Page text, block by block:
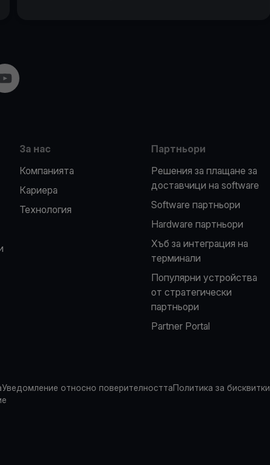
За нас
Компанията
Кариера
Технология
Партньори
Решения за плащане за
доставчици на software
Software партньори
Hardware партньори
Хъб за интеграция на
терминали
Популярни устройства
от стратегически
партньори
Partner Portal
Уведомление относно поверителносттаПолитика за бисквитки